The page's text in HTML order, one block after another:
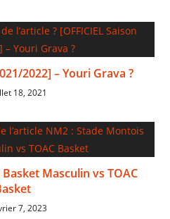
2022] – Youri Grava ?
18, 2021
Masculin vs TOAC
7, 2023